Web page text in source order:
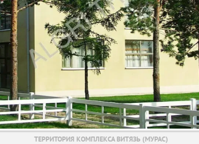
ТЕРРИТОРИЯ КОМПЛЕКСА ВИТЯЗЬ (МУРАС)